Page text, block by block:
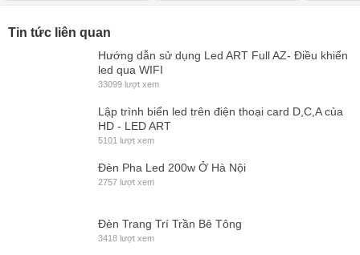
Tin tức liên quan
Hướng dẫn sử dụng Led ART Full AZ- Điều khiển
led qua WIFI
33099 lượt xem
Lập trình biển led trên điện thoại card D,C,A của
HD - LED ART
5101 lượt xem
Đèn Pha Led 200w Ở Hà Nội
2757 lượt xem
Đèn Trang Trí Trần Bê Tông
3418 lượt xem